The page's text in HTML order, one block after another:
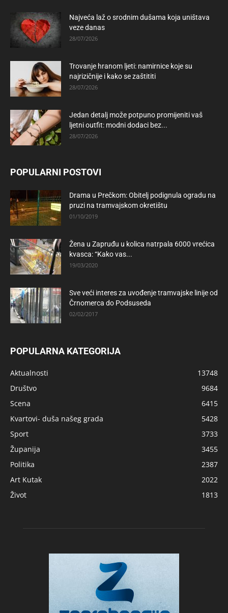
Najveća laž o srodnim dušama koja uništava
veze danas
28/07/2026
Trovanje hranom ljeti: namirnice koje su
najrizičnije i kako se zaštititi
28/07/2026
Jedan detalj može potpuno promijeniti vaš
ljetni outfit: modni dodaci bez...
28/07/2026
POPULARNI POSTOVI
Drama u Prečkom: Obitelj podignula ogradu na
pruzi na tramvajskom okretištu
01/10/2019
Žena u Zapruđu u kolica natrpala 6000 vrećica
kvasca: “Kako vas...
19/03/2020
Sve veći interes za uvođenje tramvajske linije od
Črnomerca do Podsuseda
02/02/2017
POPULARNA KATEGORIJA
Aktualnosti
13748
Društvo
9684
Scena
6415
Kvartovi- duša našeg grada
5428
Sport
3733
Županija
3455
Politika
2387
Art Kutak
2022
Život
1813